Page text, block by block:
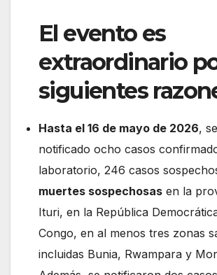
El evento es
extraordinario
siguientes
Hasta el 16 de mayo de 2026,
notificado ocho casos
laboratorio, 246 casos
muertes sospechosas en la
Ituri, en la República
Congo, en al menos tres zonas
incluidas Bunia, Rwampara y